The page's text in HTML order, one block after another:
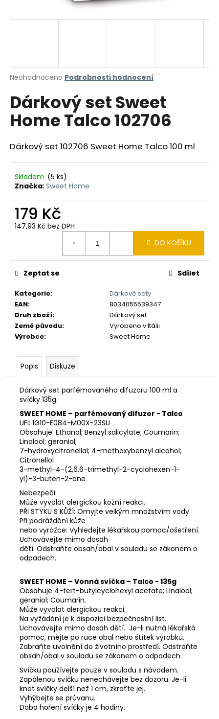
Průměrné
produktu
je
0,0
hvězdiček.
Neohodnoceno Podrobnosti hodnocení
Dárkový set Sweet
Home Talco 102706
Dárkový set 102706 Sweet Home Talco 100 ml
Skladem (5 ks)
Značka:Sweet Home
179 Kč
147,93 Kč bez DPH
DO KOŠÍKU
Kategorie:
Dárkové sety
EAN:
8034055539347
Druh zboží:
Dárkový set
Země původu:
Vyrobeno v Itálii
Výrobce: Sweet Home
Zeptat se Sdílet
Popis Diskuze
Dárkový set parfémovaného difuzoru 100 ml a
svíčky 135g.
SWEET HOME – parfémovaný difuzor - Talco
UFI: 1G10-E084-M00X-23SU
Obsahuje: Ethanol; Benzyl salicylate; Coumarin;
Linalool; geraniol;
7-hydroxycitronellal; 4-methoxybenzyl alcohol;
Citronellol
3-methyl-4-(2,6,6-trimethyl-2-cyclohexen-1-
yl)-3-buten-2-one
Nebezpečí:
Může vyvolat alergickou kožní reakci.
PŘI STYKU S KŮŽÍ: Omyjte velkým množstvím vody.
Při podráždění kůže
nebo vyrážce: Vyhledejte lékařskou pomoc/ošetření.
Uchovávejte mimo dosah
dětí. Odstraňte obsah/obal v souladu se zákonem o
odpadech.
SWEET HOME – Vonná svíčka – Talco - 135g
Obsahuje 4-tert-butylcyclohexyl acetate; Linalool;
geraniol; Coumarin.
Může vyvolat alergickou reakci.
Na vyžádání je k dispozici bezpečnostní list.
Uchovávejte mimo dosah dětí. Je-li nutná lékařská
pomoc, mějte po ruce obal nebo štítek výrobku.
Zabraňte uvolnění do životního prostředí. Odstraňte
obsah/obal v souladu se zákonem o odpadech.
Svíčku používejte pouze v souladu s návodem.
Zapálenou svíčku nenechávejte bez dozoru. Je-li
knot svíčky delší než 1 cm, zkraťte jej.
Vyhýbejte se průvanu.
Doba hoření svíčky je 4 hodiny.
j
?
HLEDAT
o
p
o
r
u
č
u
m
e